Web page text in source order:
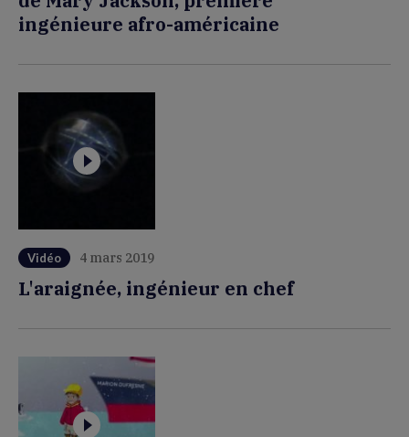
ingénieure afro-américaine
Vidéo 4 mars 2019
L'araignée, ingénieur en chef